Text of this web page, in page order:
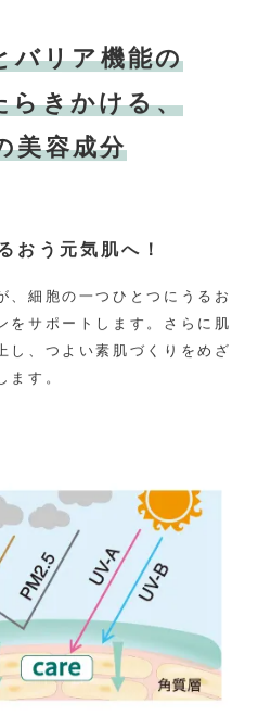
バリア機能の
らきかける、
美容成分
おう元気肌へ！
、細胞の一つひとつにうるお
をサポートします。さらに肌
し、つよい素肌づくりをめざ
ます。